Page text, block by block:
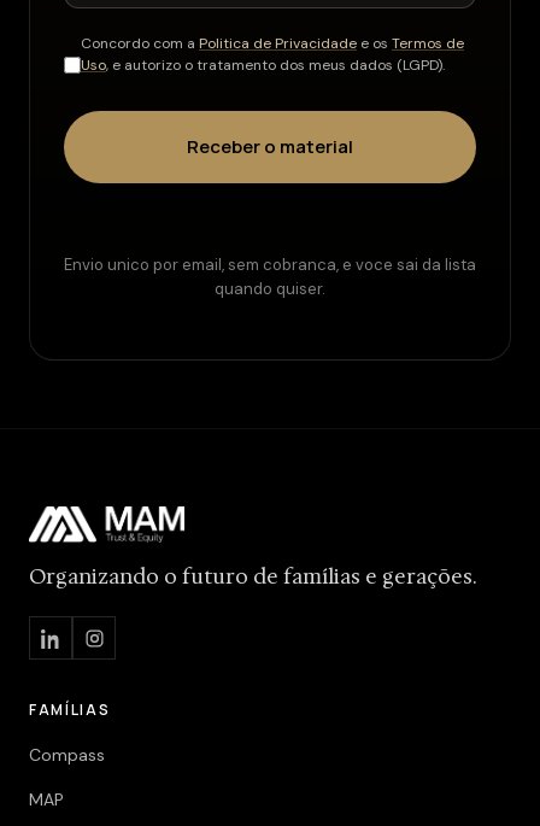
Concordo com a Politica de Privacidade e os Termos de
Uso, e autorizo o tratamento dos meus dados (LGPD).
Receber o material
Envio unico por email, sem cobranca, e voce sai da lista
quando quiser.
Organizando o futuro de famílias e gerações.
FAMÍLIAS
Compass
MAP